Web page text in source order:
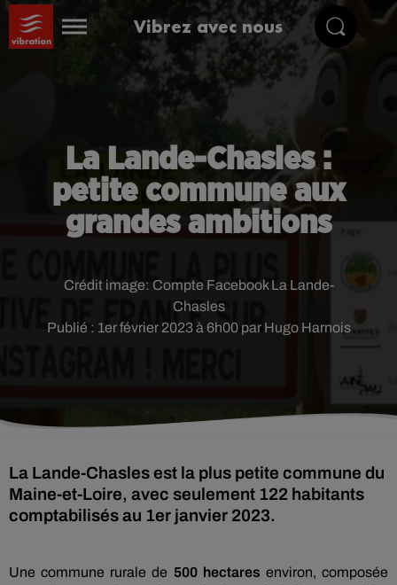
Vibrez avec nous
La Lande-Chasles :
petite commune aux
grandes ambitions
Publié : 1er février 2023 à 6h00 par Hugo Harnois
Crédit image: Compte Facebook La Lande-
Chasles
La Lande-Chasles est la plus petite commune du
Maine-et-Loire, avec seulement 122 habitants
comptabilisés au 1er janvier 2023.
Une commune rurale de 500 hectares environ, composée